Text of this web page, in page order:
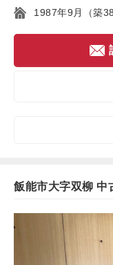
1987年9月（築38
飯能市大字双柳 中